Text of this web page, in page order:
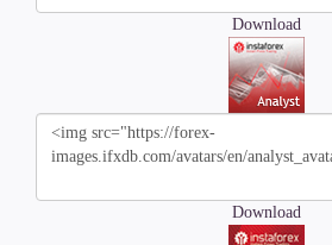
Download
Download